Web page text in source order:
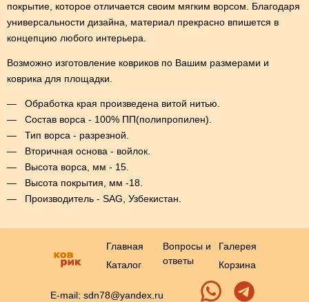
покрытие, которое отличается своим мягким ворсом. Благодаря
универсальности дизайна, материал прекрасно впишется в
концепцию любого интерьера.
Возможно изготовление ковриков по Вашим размерами и
коврика для площадки.
Обработка края произведена витой нитью.
Состав ворса - 100% ПП(полипропилен).
Тип ворса - разрезной.
Вторичная основа - войлок.
Высота ворса, мм - 15.
Высота покрытия, мм -18.
Производитель - SAG, Узбекистан.
Главная
Каталог
E-mail: sdn78@yandex.ru
Галерея
Вопросы и
ответы
Корзина